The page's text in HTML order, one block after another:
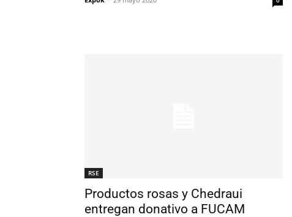
RSE
Productos rosas y Chedraui
entregan donativo a FUCAM